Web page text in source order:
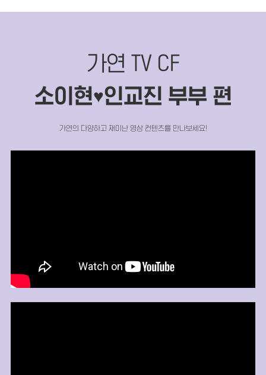
가연 TV CF
소이현♥인교진 부부 편
가연의 다양하고 재미난 영상 컨텐츠를 만나보세요!